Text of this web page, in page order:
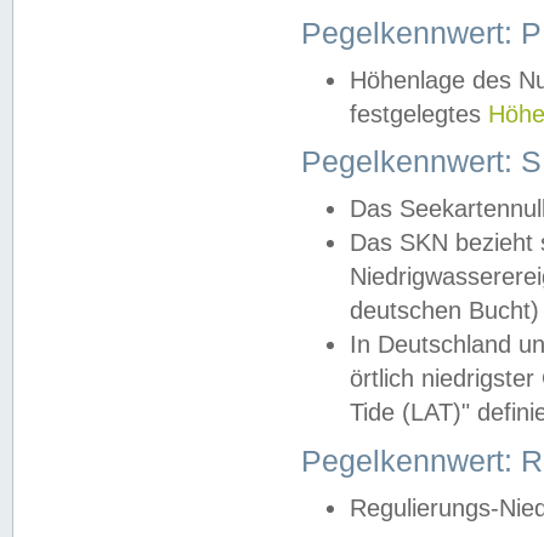
Pegelkennwert:
Höhenlage des
festgelegtes
Pegelkennwert:
Das
Das SKN
deutschen
In Deutschland
örtlich
Tide (LAT)"
Pegelkennwert:
Regulierungs-